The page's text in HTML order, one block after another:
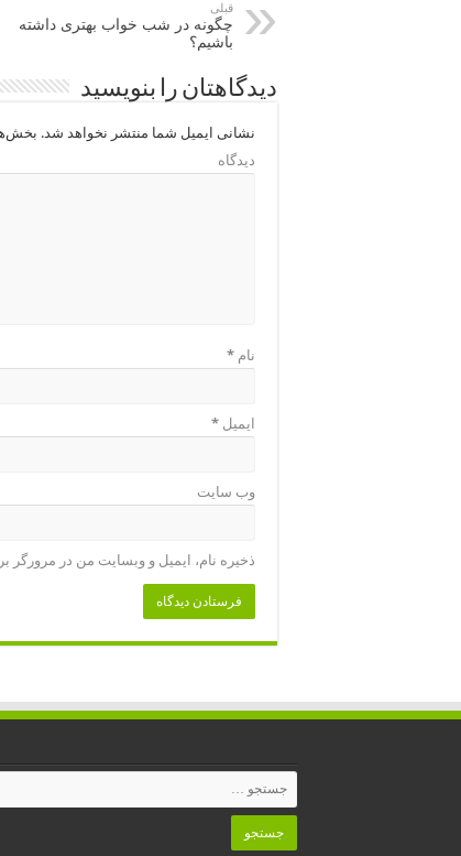
قبلی
چگونه در شب خواب بهتری داشته
باشیم؟
دیدگاهتان را بنویسید
نشانی ایمیل شما منتشر نخواهد شد.
دیدگاه
نام *
ایمیل *
وب‌ سایت
ذخیره نام، ایمیل و وبسایت من در مرورگر